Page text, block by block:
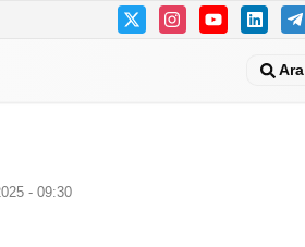
Ara
- 09:30